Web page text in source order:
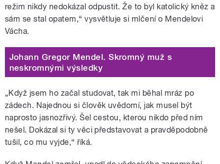
režim nikdy nedokázal odpustit. Že to byl katolický kněz a
sám se stal opatem,“ vysvětluje si mlčení o Mendelovi
Vácha.
Johann Gregor Mendel. Skromný muž s
neskromnými výsledky
„Když jsem ho začal studovat, tak mi běhal mráz po
zádech. Najednou si člověk uvědomí, jak musel být
naprosto jasnozřivý. Šel cestou, kterou nikdo před ním
nešel. Dokázal si ty věci představovat a pravděpodobně
tušil, co mu vyjde,“ říká.